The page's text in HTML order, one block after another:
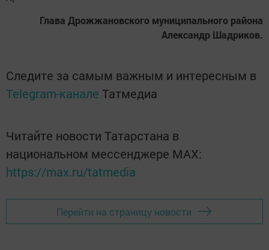
Глава Дрожжановского муниципального района
Александр Шадриков.
Следите за самым важным и интересным в
Telegram-канале Татмедиа
Читайте новости Татарстана в
национальном мессенджере MАХ:
https://max.ru/tatmedia
Перейти на страницу новости